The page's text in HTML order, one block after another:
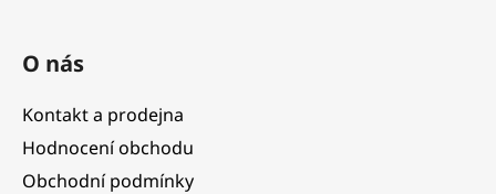
O nás
Kontakt a prodejna
Hodnocení obchodu
Obchodní podmínky